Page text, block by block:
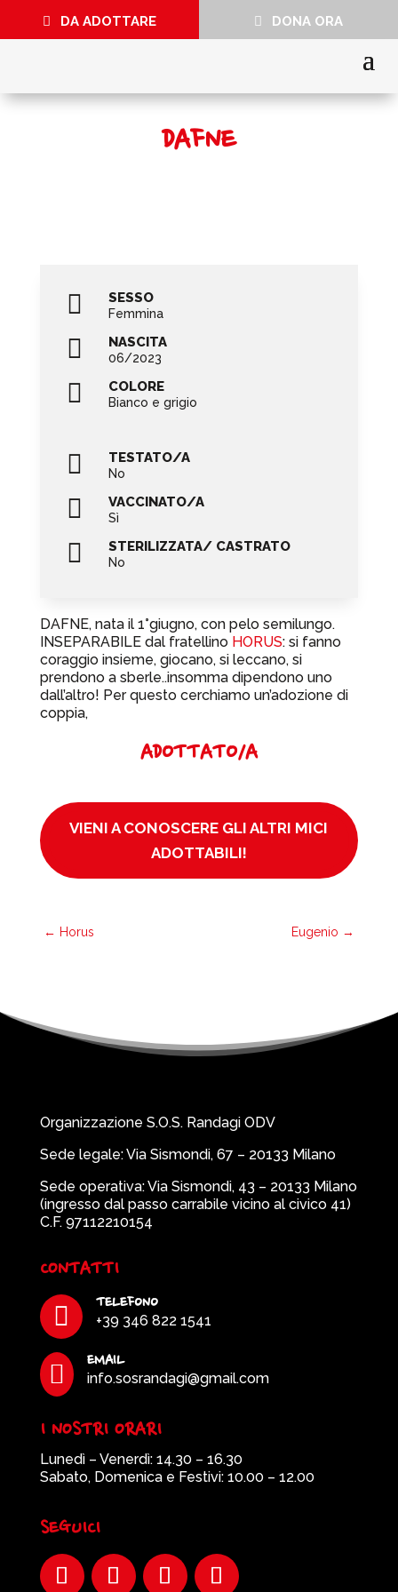
DA ADOTTARE DONA ORA
DAFNE
 SESSO
Femmina
 NASCITA
06/2023
 COLORE
Bianco e grigio
 TESTATO/A
No
 VACCINATO/A
Sì
 STERILIZZATA/ CASTRATO
No
DAFNE, nata il 1°giugno, con pelo semilungo.
INSEPARABILE dal fratellino HORUS: si fanno
coraggio insieme, giocano, si leccano, si
prendono a sberle..insomma dipendono uno
dall’altro! Per questo cerchiamo un’adozione di
coppia,
ADOTTATO/A
VIENI A CONOSCERE GLI ALTRI MICI
ADOTTABILI!
← Horus Eugenio →
Organizzazione S.O.S. Randagi ODV
Sede legale: Via Sismondi, 67 – 20133 Milano
Sede operativa: Via Sismondi, 43 – 20133 Milano
(ingresso dal passo carrabile vicino al civico 41)
C.F. 97112210154
CONTATTI
 TELEFONO
+39 346 822 1541
 EMAIL
info.sosrandagi@gmail.com
I NOSTRI ORARI
Lunedì – Venerdì: 14.30 – 16.30
Sabato, Domenica e Festivi: 10.00 – 12.00
SEGUICI